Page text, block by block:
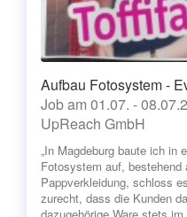
Aufbau Fotosystem -
Job am 01.07. -
UpReach GmbH
„In Magdeburg baute ich in
Fotosystem auf,
Pappverkleidung, schloss
zurecht, dass die Kunden